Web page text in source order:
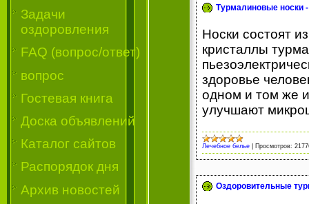
Задачи
оздоровления
FAQ (вопрос/ответ)
вопрос
Гостевая книга
Доска объявлений
Каталог сайтов
Распорядок дня
Архив новостей
Турмалиновые носки
Носки состоят
кристаллы
здоровье
одном и том же
улучшают
Лечебное белье Просмотров:
Оздоровительные